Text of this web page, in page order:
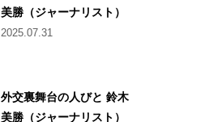
美勝（ジャーナリスト）
2025.07.31
外交裏舞台の人びと 鈴木
美勝（ジャーナリスト）